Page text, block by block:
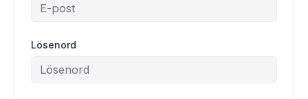
Lösenord